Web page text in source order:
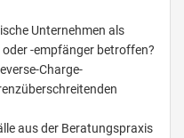
Unternehmen als
-empfänger betroffen?
Charge-
aus der Beratungspraxis